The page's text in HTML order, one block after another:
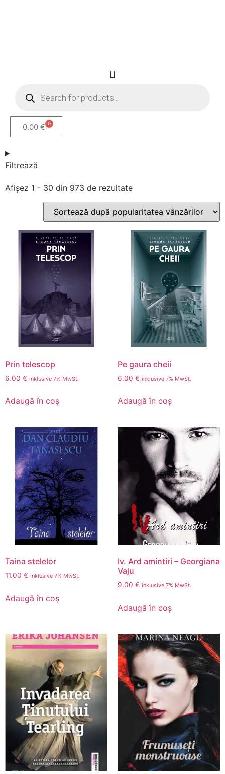
0.00 € 0
Filtrează
Afișez 1 - 30 din 973 de rezultate
Prin telescop
6.00 € inklusive 7% MwSt.
Adaugă în coș
Pe gaura cheii
6.00 € inklusive 7% MwSt.
Adaugă în coș
Taina stelelor
11.00 € inklusive 7% MwSt.
Adaugă în coș
Iv. Ard amintiri – Georgiana
Vaju
9.00 € inklusive 7% MwSt.
Adaugă în coș